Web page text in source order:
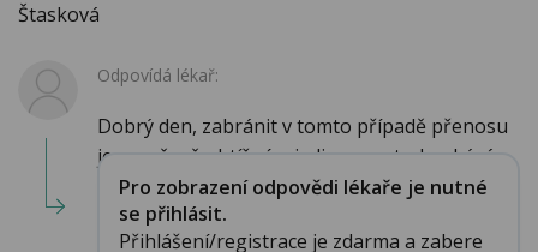
Štasková
Odpovídá lékař:
Dobrý den, zabránit v tomto případě přenosu
je poměrně obtížné a jedinou metodou bývá ...
Pro zobrazení odpovědi lékaře je nutné
se přihlásit.
Přihlášení/registrace je zdarma a zabere